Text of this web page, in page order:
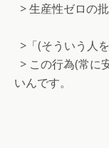
> 生産性ゼロの批
>「(そういう人
> この行為(常に
いんです。